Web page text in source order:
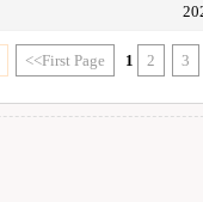
<<First Page 1 2 3